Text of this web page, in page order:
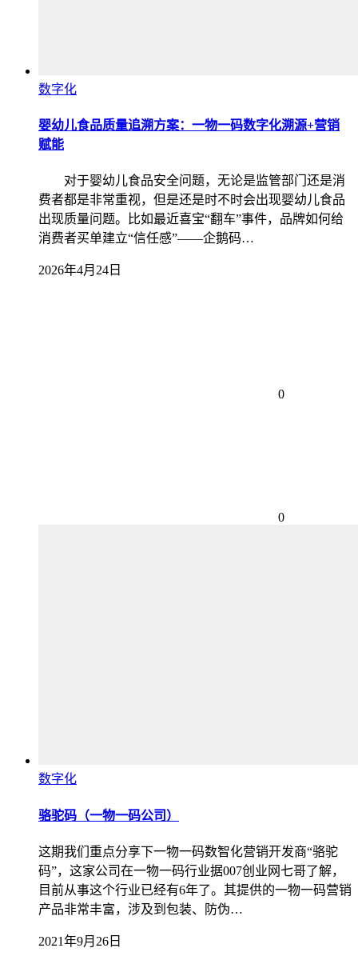
数字化
婴幼儿食品质量追溯方案：一物一码数字化溯源+营销
赋能
对于婴幼儿食品安全问题，无论是监管部门还是消
费者都是非常重视，但是还是时不时会出现婴幼儿食品
出现质量问题。比如最近喜宝“翻车”事件，品牌如何给
消费者买单建立“信任感”——企鹅码…
2026年4月24日
0
0
数字化
骆驼码（一物一码公司）
这期我们重点分享下一物一码数智化营销开发商“骆驼
码”，这家公司在一物一码行业据007创业网七哥了解，
目前从事这个行业已经有6年了。其提供的一物一码营销
产品非常丰富，涉及到包装、防伪…
2021年9月26日